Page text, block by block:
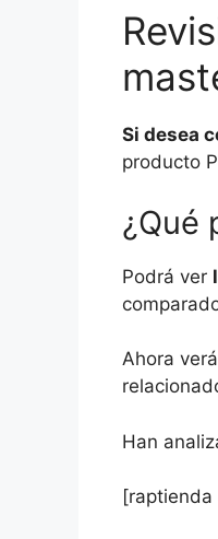
Si desea
producto
¿Qué
Podrá ver
Ahora
Han
[raptienda